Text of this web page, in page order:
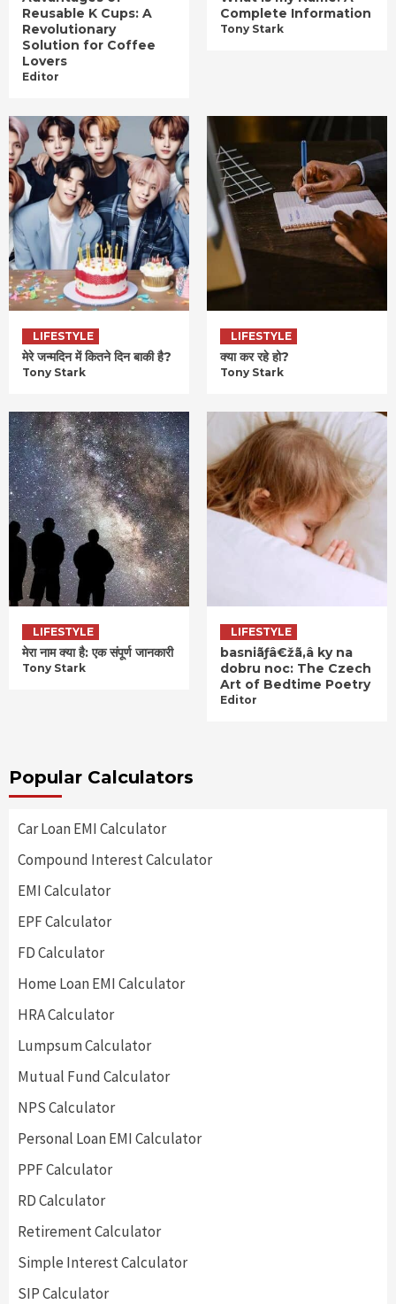
Reusable K Cups: A
Revolutionary
Solution for Coffee
Lovers
Editor
Complete Information
Tony Stark
LIFESTYLE
मेरे जन्मदिन में कितने दिन बाकी है?
Tony Stark
LIFESTYLE
क्या कर रहे हो?
Tony Stark
LIFESTYLE
मेरा नाम क्या है: एक संपूर्ण जानकारी
Tony Stark
LIFESTYLE
basniãƒâ€žã‚â ky na
dobru noc: The Czech
Art of Bedtime Poetry
Editor
Popular Calculators
Car Loan EMI Calculator
Compound Interest Calculator
EMI Calculator
EPF Calculator
FD Calculator
Home Loan EMI Calculator
HRA Calculator
Lumpsum Calculator
Mutual Fund Calculator
NPS Calculator
Personal Loan EMI Calculator
PPF Calculator
RD Calculator
Retirement Calculator
Simple Interest Calculator
SIP Calculator